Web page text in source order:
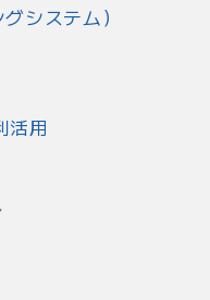
システム）
活用